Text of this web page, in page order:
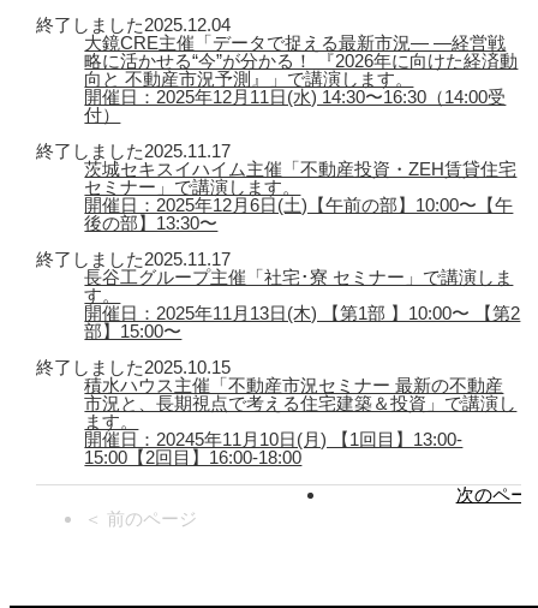
終了しました2025.12.04
大鏡CRE主催「データで捉える最新市況― ―経営戦
略に活かせる“今”が分かる！ 『2026年に向けた経済動
向と 不動産市況予測』」で講演します。
開催日：2025年12月11日(水) 14:30〜16:30（14:00受
付）
終了しました2025.11.17
茨城セキスイハイム主催「不動産投資・ZEH賃貸住宅
セミナー」で講演します。
開催日：2025年12月6日(土)【午前の部】10:00〜【午
後の部】13:30〜
終了しました2025.11.17
長谷工グループ主催「社宅･寮 セミナー」で講演しま
す。
開催日：2025年11月13日(木) 【第1部 】10:00〜 【第2
部】15:00〜
終了しました2025.10.15
積水ハウス主催「不動産市況セミナー 最新の不動産
市況と、長期視点で考える住宅建築＆投資」で講演し
ます。
開催日：20245年11月10日(月) 【1回目】13:00-
15:00【2回目】16:00-18:00
＜ 前のページ
次のペー